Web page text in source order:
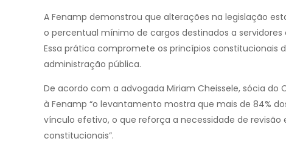
A Fenamp demonstrou que alterações na legislação
o percentual mínimo de cargos destinados a
Essa prática compromete os princípios constitucionais
administração pública.
De acordo com a advogada Miriam Cheissele, sócia do
à Fenamp “o levantamento mostra que mais de 84%
vínculo efetivo, o que reforça a necessidade de
constitucionais”.